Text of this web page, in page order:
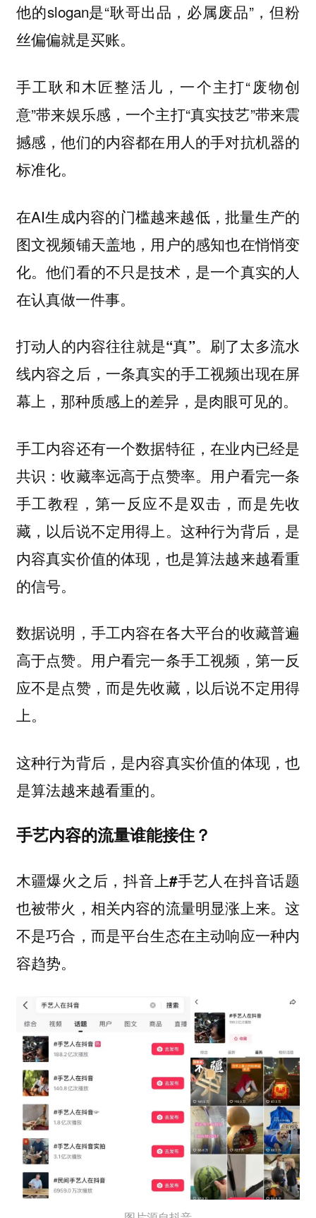
他的slogan是“耿哥出品，必属废品”，但粉
丝偏偏就是买账。
手工耿和木匠整活儿，一个主打“废物创
意”带来娱乐感，一个主打“真实技艺”带来震
撼感，他们的内容都在用人的手对抗机器的
标准化。
在AI生成内容的门槛越来越低，批量生产的
图文视频铺天盖地，用户的感知也在悄悄变
化。他们看的不只是技术，是一个真实的人
在认真做一件事。
打动人的内容往往就是“真”。 刷了太多流水
线内容之后，一条真实的手工视频出现在屏
幕上，那种质感上的差异，是肉眼可见的。
手工内容还有一个数据特征，在业内已经是
共识：收藏率远高于点赞率。用户看完一条
手工教程，第一反应不是双击，而是先收
藏，以后说不定用得上。这种行为背后，是
内容真实价值的体现，也是算法越来越看重
的信号。
数据说明，手工内容在各大平台的收藏普遍
高于点赞。用户看完一条手工视频，第一反
应不是点赞，而是先收藏，以后说不定用得
上。
这种行为背后，是内容真实价值的体现，也
是算法越来越看重的。
手艺内容的流量谁能接住？
木疆爆火之后，抖音上#手艺人在抖音话题
也被带火，相关内容的流量明显涨上来。这
不是巧合，而是平台生态在主动响应一种内
容趋势。